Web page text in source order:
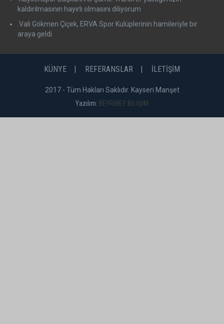
kaldırılmasının hayırlı olmasını diliyorum
Vali Gökmen Çiçek, ERVA Spor Kulüplerinin hamileriyle bir
araya geldi
KÜNYE REFERANSLAR İLETİŞİM
2017 - Tüm Hakları Saklıdır. Kayseri Manşet
Yazılım: BEYRİBEY BİLİŞİM